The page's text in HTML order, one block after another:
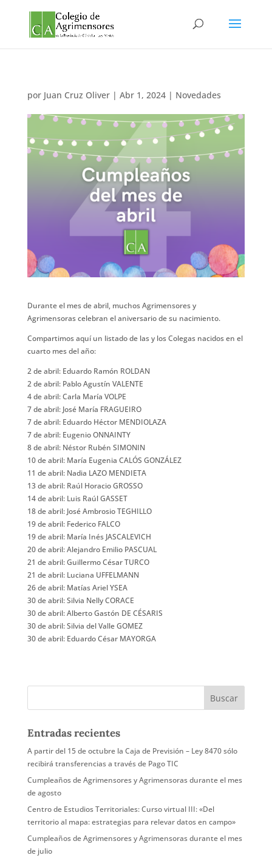
por Juan Cruz Oliver| Abr 1, 2024| Novedades
Durante el mes de abril, muchos Agrimensores y
Agrimensoras celebran el aniversario de su nacimiento.
Compartimos aquí un listado de las y los Colegas nacidos en el
cuarto mes del año:
2 de abril: Eduardo Ramón ROLDAN
2 de abril: Pablo Agustín VALENTE
4 de abril: Carla María VOLPE
7 de abril: José María FRAGUEIRO
7 de abril: Eduardo Héctor MENDIOLAZA
7 de abril: Eugenio ONNAINTY
8 de abril: Néstor Rubén SIMONIN
10 de abril: María Eugenia CALÓS GONZÁLEZ
11 de abril: Nadia LAZO MENDIETA
13 de abril: Raúl Horacio GROSSO
14 de abril: Luis Raúl GASSET
18 de abril: José Ambrosio TEGHILLO
19 de abril: Federico FALCO
19 de abril: María Inés JASCALEVICH
20 de abril: Alejandro Emilio PASCUAL
21 de abril: Guillermo César TURCO
21 de abril: Luciana UFFELMANN
26 de abril: Matías Ariel YSEA
30 de abril: Silvia Nelly CORACE
30 de abril: Alberto Gastón DE CÉSARIS
30 de abril: Silvia del Valle GOMEZ
30 de abril: Eduardo César MAYORGA
Entradas recientes
A partir del 15 de octubre la Caja de Previsión – Ley 8470 sólo
recibirá transferencias a través de Pago TIC
Cumpleaños de Agrimensores y Agrimensoras durante el mes
de agosto
Centro de Estudios Territoriales: Curso virtual III: «Del
territorio al mapa: estrategias para relevar datos en campo»
Cumpleaños de Agrimensores y Agrimensoras durante el mes
de julio